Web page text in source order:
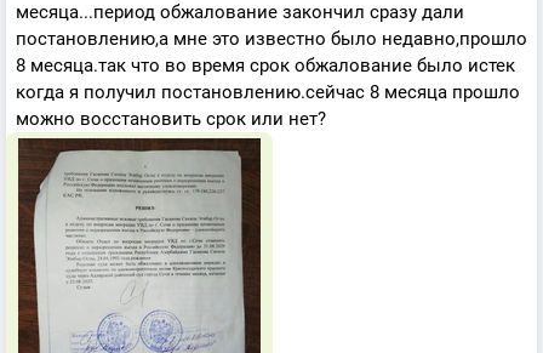
месяца...период обжалование закончил сразу дали
постановлению,а мне это известно было недавно,прошло
8 месяца.так что во время срок обжалование было истек
когда я получил постановлению.сейчас 8 месяца прошло
можно восстановить срок или нет?